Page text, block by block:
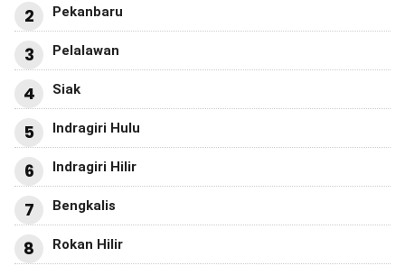
2 Pekanbaru
3 Pelalawan
4 Siak
5 Indragiri Hulu
6 Indragiri Hilir
7 Bengkalis
8 Rokan Hilir